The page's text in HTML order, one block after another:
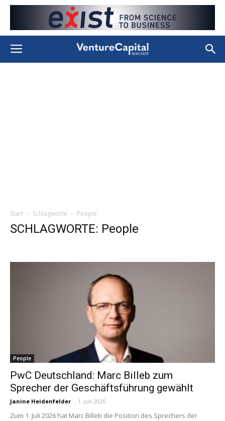
Start Schlagworte People
SCHLAGWORTE: People
People
PwC Deutschland: Marc Billeb zum
Sprecher der Geschäftsführung gewählt
Janine Heidenfelder - 1. Juli 2026
Zum 1. Juli 2026 hat Marc Billeb die Position des Sprechers der